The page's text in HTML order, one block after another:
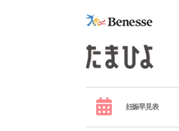
妊娠早見表